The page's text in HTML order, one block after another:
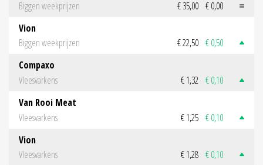
Biggen weekprijzen € 35,00 € 0,00
Vion
Biggen weekprijzen
€ 22,50 € 0,50
Compaxo
Vleesvarkens
€ 1,32 € 0,10
Van Rooi Meat
Vleesvarkens
€ 1,25 € 0,10
Vion
Vleesvarkens
€ 1,28 € 0,10